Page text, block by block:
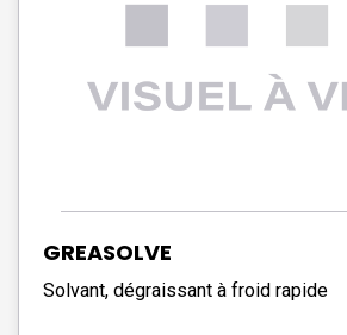
GREASOLVE
Solvant, dégraissant à froid rapide